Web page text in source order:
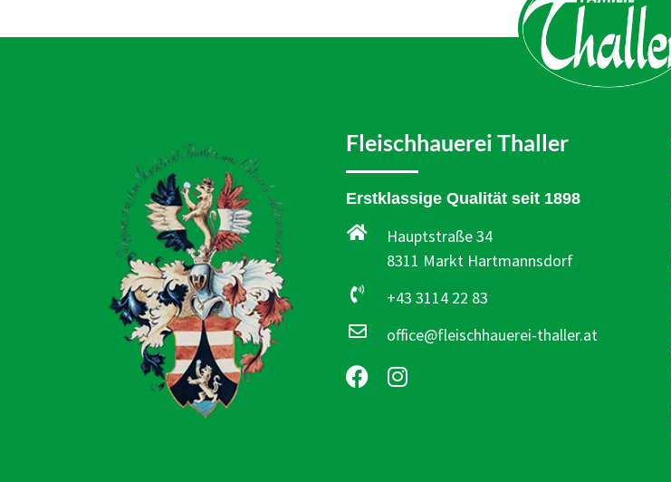
Fleischhauerei Thaller
Erstklassige Qualität seit 1898
Hauptstraße 34
8311 Markt Hartmannsdorf
+43 3114 22 83
office@fleischhauerei-thaller.at